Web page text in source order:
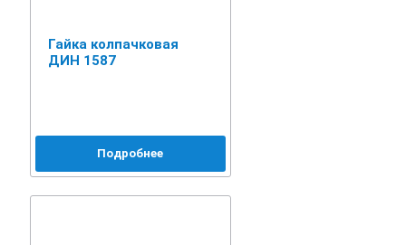
Гайка колпачковая
ДИН 1587
Подробнее